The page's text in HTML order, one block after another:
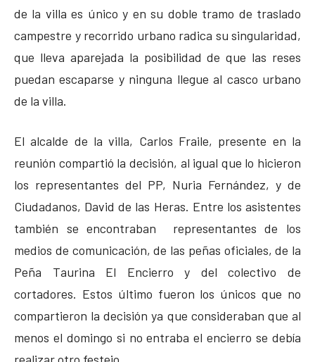
de la villa es único y en su doble tramo de traslado
campestre y recorrido urbano radica su singularidad,
que lleva aparejada la posibilidad de que las reses
puedan escaparse y ninguna llegue al casco urbano
de la villa.
El alcalde de la villa, Carlos Fraile, presente en la
reunión compartió la decisión, al igual que lo hicieron
los representantes del PP, Nuria Fernández, y de
Ciudadanos, David de las Heras. Entre los asistentes
también se encontraban representantes de los
medios de comunicación, de las peñas oficiales, de la
Peña Taurina El Encierro y del colectivo de
cortadores. Estos último fueron los únicos que no
compartieron la decisión ya que consideraban que al
menos el domingo si no entraba el encierro se debía